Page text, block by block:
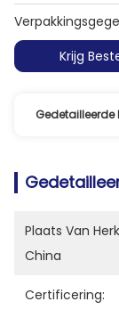
Krijg
Plaats Van
China
Certificering: